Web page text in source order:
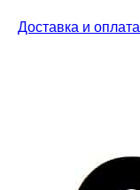
Доставка и оплата